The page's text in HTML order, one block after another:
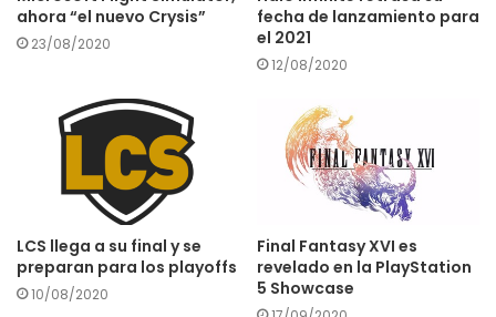
ahora “el nuevo Crysis”
23/08/2020
fecha de lanzamiento para
el 2021
12/08/2020
LCS llega a su final y se
preparan para los playoffs
10/08/2020
Final Fantasy XVI es
revelado en la PlayStation
5 Showcase